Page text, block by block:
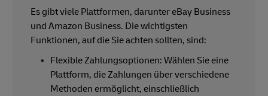
Es gibt viele Plattformen, darunter eBay Business
und Amazon Business. Die wichtigsten
Funktionen, auf die Sie achten sollten, sind:
Flexible Zahlungsoptionen: Wählen Sie eine
Plattform, die Zahlungen über verschiedene
Methoden ermöglicht, einschließlich